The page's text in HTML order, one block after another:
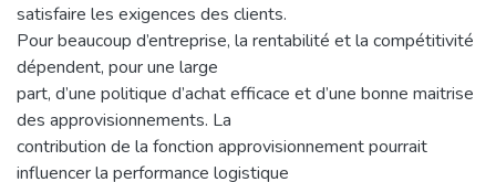
satisfaire les exigences des clients.
Pour beaucoup d’entreprise, la rentabilité et la compétitivité
dépendent, pour une large
part, d’une politique d’achat efficace et d’une bonne maitrise
des approvisionnements. La
contribution de la fonction approvisionnement pourrait
influencer la performance logistique